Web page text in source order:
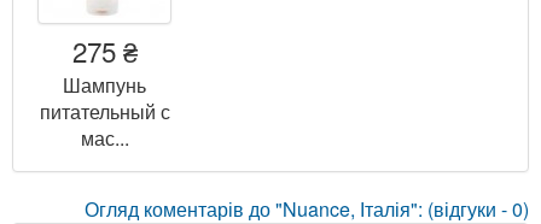
275 ₴
Шампунь
питательный с
мас...
Огляд коментарів до "Nuance, Італія": (відгуки - 0)